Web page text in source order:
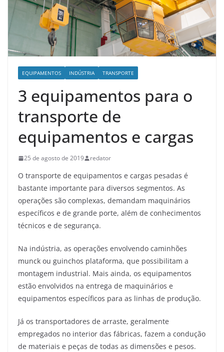
EQUIPAMENTOS INDÚSTRIA TRANSPORTE
3 equipamentos para o
transporte de
equipamentos e cargas
25 de agosto de 2019 redator
O transporte de equipamentos e cargas pesadas é
bastante importante para diversos segmentos. As
operações são complexas, demandam maquinários
específicos e de grande porte, além de conhecimentos
técnicos e de segurança.
Na indústria, as operações envolvendo caminhões
munck ou guinchos plataforma, que possibilitam a
montagem industrial. Mais ainda, os equipamentos
estão envolvidos na entrega de maquinários e
equipamentos específicos para as linhas de produção.
Já os transportadores de arraste, geralmente
empregados no interior das fábricas, fazem a condução
de materiais e peças de todas as dimensões e pesos.